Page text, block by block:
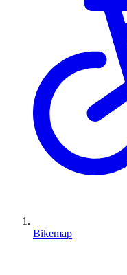
Bikemap